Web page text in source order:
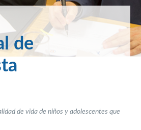
de
de vida de niños y adolescentes que